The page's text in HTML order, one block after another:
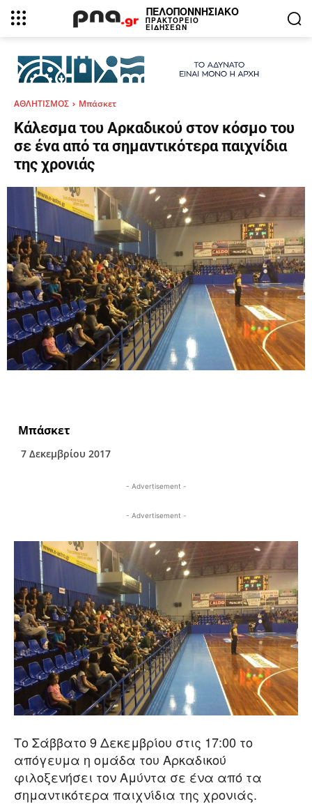
ΠΕΛΟΠΟΝΝΗΣΙΑΚΟ
ΠΡΑΚΤΟΡΕΙΟ
ΕΙΔΗΣΕΩΝ
ΑΘΛΗΤΙΣΜΟΣ Μπάσκετ
Κάλεσμα του Αρκαδικού στον κόσμο του
σε ένα από τα σημαντικότερα παιχνίδια
της χρονιάς
Μπάσκετ
7 Δεκεμβρίου 2017
- Advertisement -
- Advertisement -
Το Σάββατο 9 Δεκεμβρίου στις 17:00 το
απόγευμα η ομάδα του Αρκαδικού
φιλοξενήσει τον Αμύντα σε ένα από τα
σημαντικότερα παιχνίδια της χρονιάς.